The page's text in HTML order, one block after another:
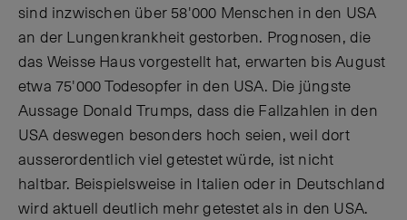
sind inzwischen über 58'000 Menschen in den USA
an der Lungenkrankheit gestorben. Prognosen, die
das Weisse Haus vorgestellt hat, erwarten bis August
etwa 75'000 Todesopfer in den USA. Die jüngste
Aussage Donald Trumps, dass die Fallzahlen in den
USA deswegen besonders hoch seien, weil dort
ausserordentlich viel getestet würde, ist nicht
haltbar. Beispielsweise in Italien oder in Deutschland
wird aktuell deutlich mehr getestet als in den USA.